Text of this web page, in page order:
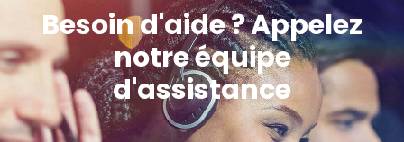
Besoin d'aide ? Appelez
notre équipe
d'assistance